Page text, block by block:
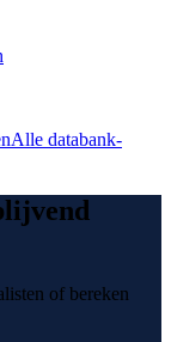
Alle databank-
of bereken